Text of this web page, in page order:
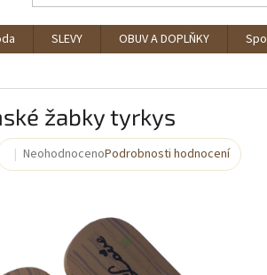
SLEVY OBUV A DOPLŇKY
žabky tyrkys
Průměrné
5
NeohodnocenoPodrobnosti hodnocení